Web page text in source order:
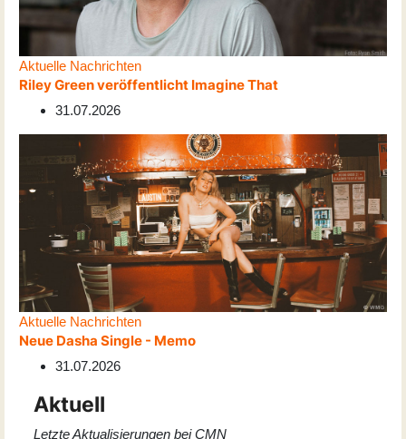
Aktuelle Nachrichten
Riley Green veröffentlicht Imagine That
31.07.2026
Aktuelle Nachrichten
Neue Dasha Single - Memo
31.07.2026
Aktuell
Letzte Aktualisierungen bei CMN